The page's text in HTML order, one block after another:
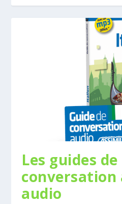
Les guides de
audio